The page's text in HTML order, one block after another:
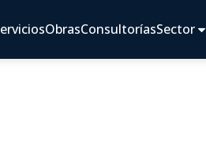
ObrasConsultoríasSector